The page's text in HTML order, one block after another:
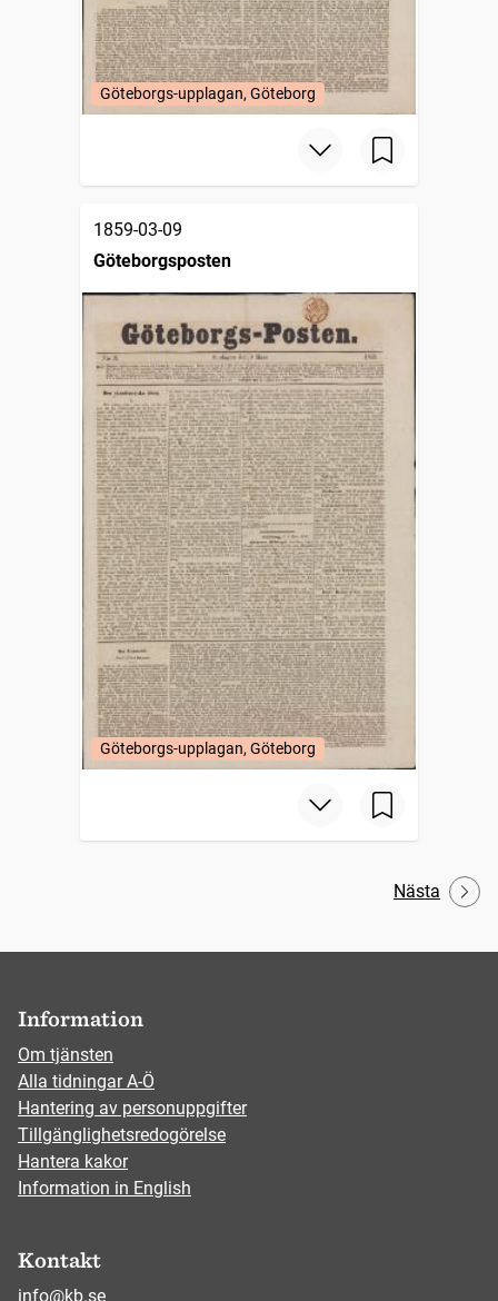
Göteborgs-upplagan, Göteborg
1859-03-09
Göteborgsposten
Göteborgs-upplagan, Göteborg
Nästa
Information
Om tjänsten
Alla tidningar A-Ö
Hantering av personuppgifter
Tillgänglighetsredogörelse
Hantera kakor
Information in English
Kontakt
info@kb.se